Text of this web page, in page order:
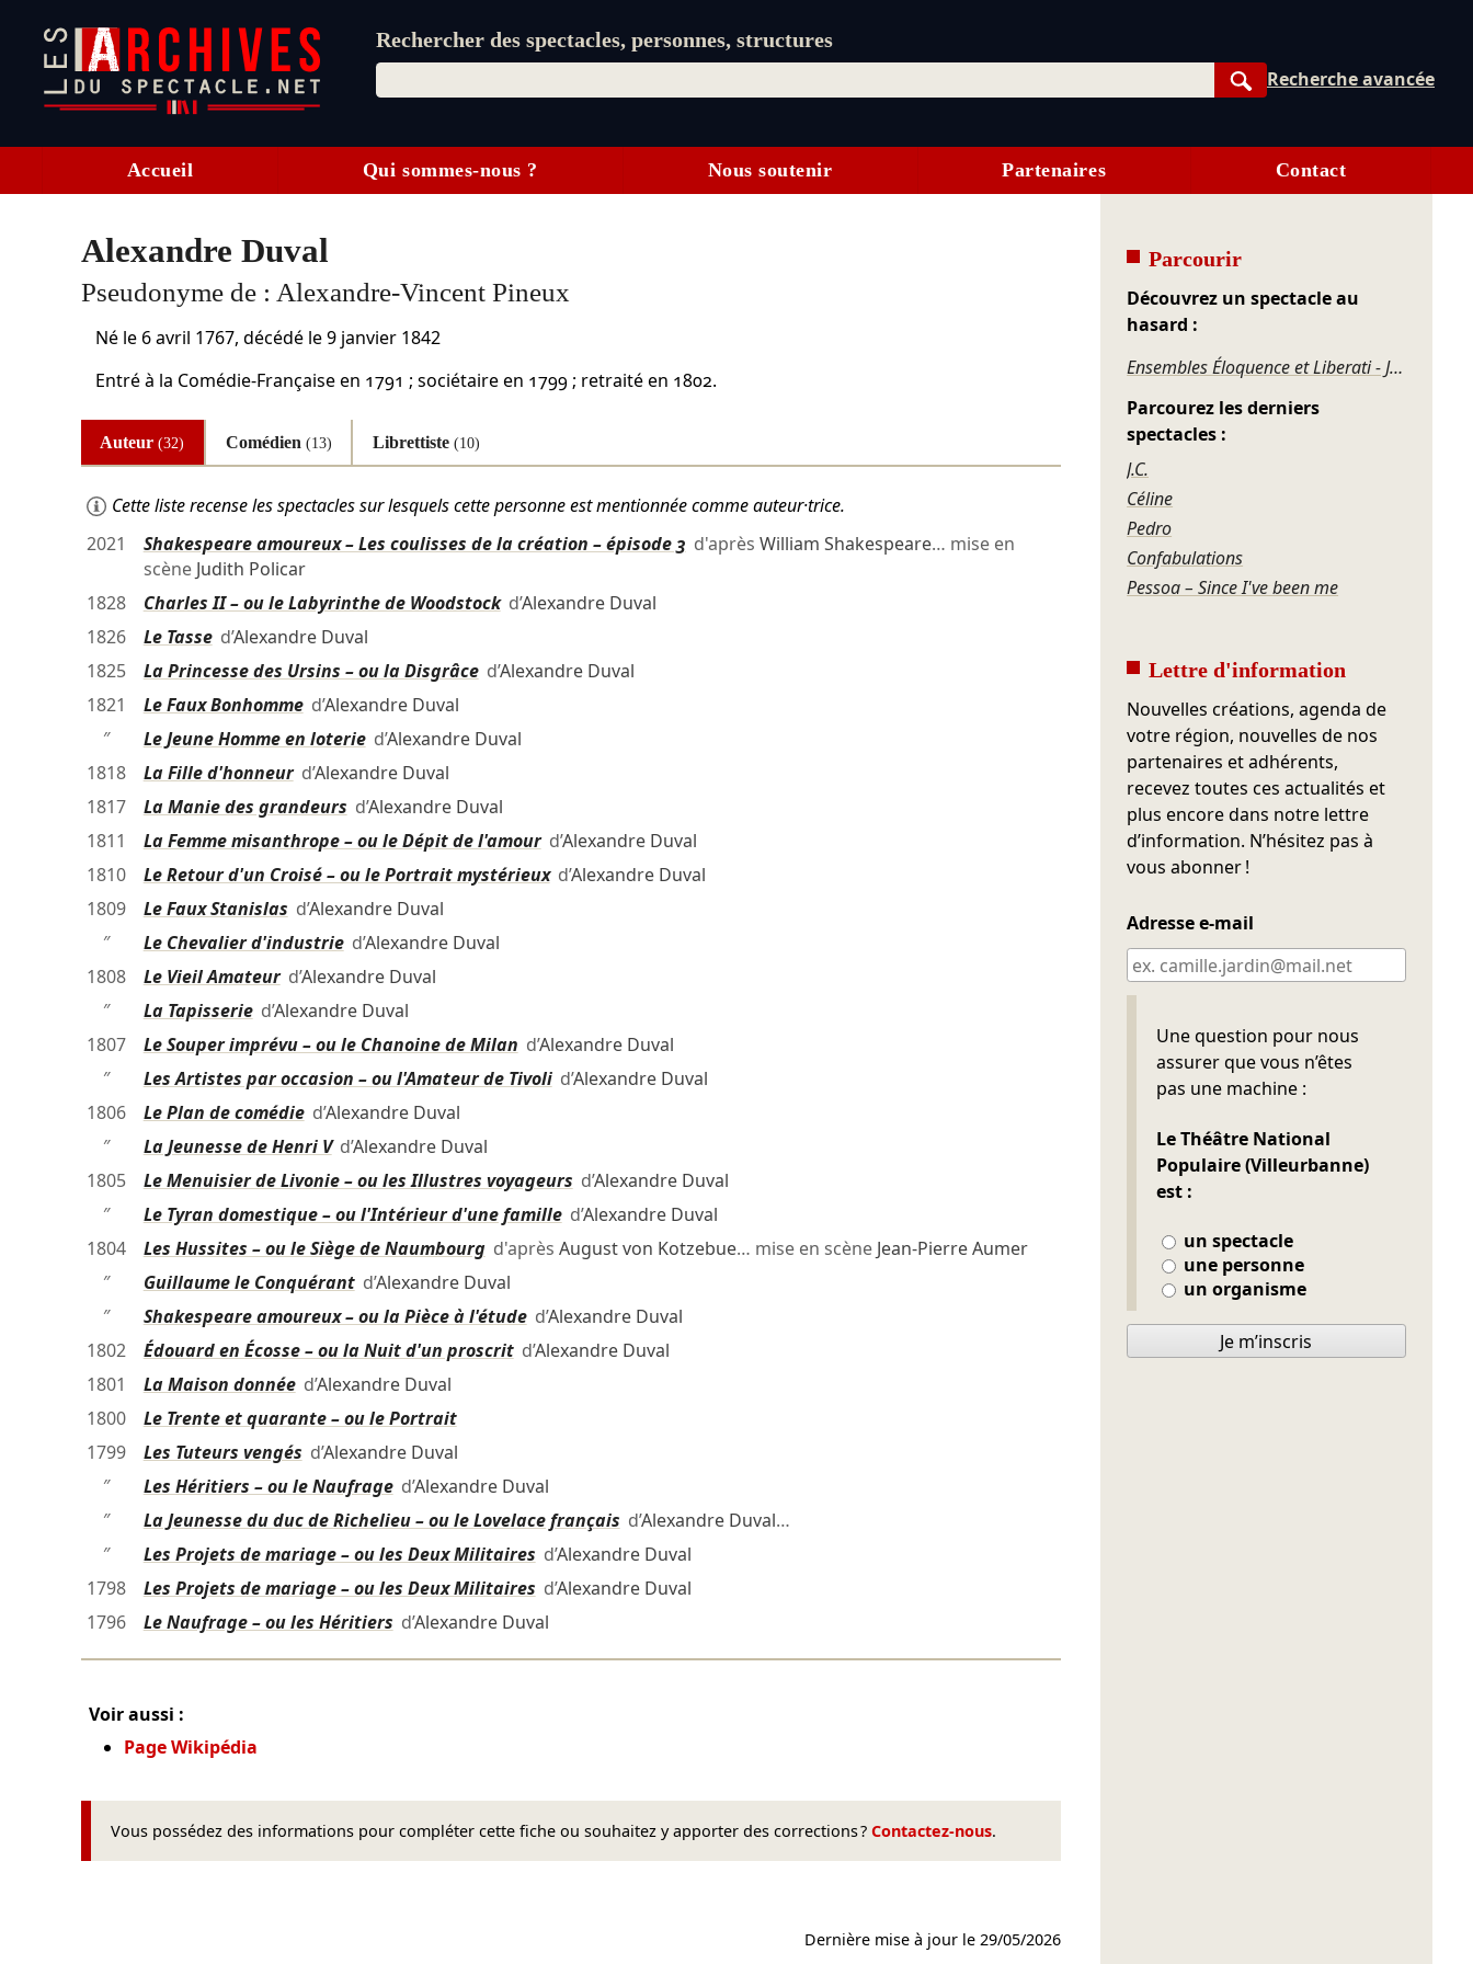
Rechercher des spectacles, personnes, structures
Rechercher
Recherche avancée
Accueil Qui sommes-nous ? Nous soutenir Partenaires Contact
Alexandre Duval
Pseudonyme de : Alexandre-Vincent Pineux
Né le 6 avril 1767, décédé le9 janvier 1842
Entré à la Comédie-Française en 1791 ; sociétaire en 1799 ; retraité en 1802.
Auteur(32) Comédien (13) Librettiste(10)
Cette liste recense les spectacles sur lesquels cette personne est mentionnée comme auteur·trice.
2021
Shakespeare amoureux – Les coulisses de la création – épisode 3 d'après William Shakespeare… mise en
scène Judith Policar
1828
Charles II – ou le Labyrinthe de Woodstockd’Alexandre Duval
1826
Le Tassed’Alexandre Duval
1825
La Princesse des Ursins – ou la Disgrâced’Alexandre Duval
1821
Le Faux Bonhommed’Alexandre Duval
″
Le Jeune Homme en loteried’Alexandre Duval
1818
La Fille d'honneurd’Alexandre Duval
1817
La Manie des grandeurs d’Alexandre Duval
1811
La Femme misanthrope – ou le Dépit de l'amourd’Alexandre Duval
1810
Le Retour d'un Croisé – ou le Portrait mystérieuxd’Alexandre Duval
1809
Le Faux Stanislas d’Alexandre Duval
″
Le Chevalier d'industried’Alexandre Duval
1808
Le Vieil Amateurd’Alexandre Duval
″
La Tapisseried’Alexandre Duval
1807
Le Souper imprévu – ou le Chanoine de Milan d’Alexandre Duval
″
Les Artistes par occasion – ou l'Amateur de Tivolid’Alexandre Duval
1806
Le Plan de comédied’Alexandre Duval
″
La Jeunesse de Henri Vd’Alexandre Duval
1805
Le Menuisier de Livonie – ou les Illustres voyageurs d’Alexandre Duval
″
Le Tyran domestique – ou l'Intérieur d'une familled’Alexandre Duval
1804
Les Hussites – ou le Siège de Naumbourgd'après August von Kotzebue… mise en scène Jean-Pierre Aumer
″
Guillaume le Conquérantd’Alexandre Duval
″
Shakespeare amoureux – ou la Pièce à l'étuded’Alexandre Duval
1802
Édouard en Écosse – ou la Nuit d'un proscritd’Alexandre Duval
1801
La Maison donnéed’Alexandre Duval
1800
Le Trente et quarante – ou le Portrait
1799
Les Tuteurs vengés d’Alexandre Duval
″
Les Héritiers – ou le Naufraged’Alexandre Duval
″
La Jeunesse du duc de Richelieu – ou le Lovelace français d’Alexandre Duval…
″
Les Projets de mariage – ou les Deux Militaires d’Alexandre Duval
1798
Les Projets de mariage – ou les Deux Militaires d’Alexandre Duval
1796
Le Naufrage – ou les Héritiers d’Alexandre Duval
Voir aussi :
Page Wikipédia
Vous possédez des informations pour compléter cette fiche ou souhaitez y apporter des corrections ? Contactez-nous.
Dernière mise à jour le29/05/2026
Parcourir
Découvrez un spectacle au
hasard :
Ensembles Éloquence et Liberati - Judas Macchabaeus
Parcourez les derniers
spectacles :
J.C.
Céline
Pedro
Confabulations
Pessoa – Since I've been me
Lettre d'information
Nouvelles créations, agenda de
votre région, nouvelles de nos
partenaires et adhérents,
recevez toutes ces actualités et
plus encore dans notre lettre
d’information. N’hésitez pas à
vous abonner !
Adresse e-mail
Une question pour nous
assurer que vous n’êtes
pas une machine :
Le Théâtre National
Populaire (Villeurbanne)
est :
un spectacle
une personne
un organisme
Ne pas remplir
Je m’inscris